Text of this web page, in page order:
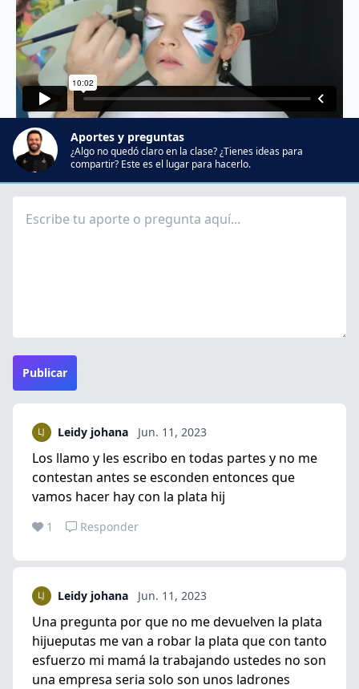
Aportes y preguntas
¿Algo no quedó claro en la clase? ¿Tienes ideas para
compartir? Este es el lugar para hacerlo.
Publicar
Leidy johana Jun. 11, 2023
Los llamo y les escribo en todas partes y no me
contestan antes se esconden entonces que
vamos hacer hay con la plata hij
1 Responder
Leidy johana Jun. 11, 2023
Una pregunta por que no me devuelven la plata
hijueputas me van a robar la plata que con tanto
esfuerzo mi mamá la trabajando ustedes no son
una empresa seria solo son unos ladrones